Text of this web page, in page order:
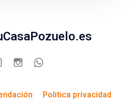
Politica privacidad